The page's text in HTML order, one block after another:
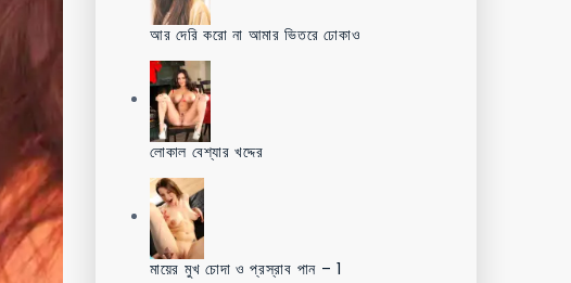
আর দেরি করো না আমার ভিতরে ঢোকাও
লোকাল বেশ্যার খদ্দের
মায়ের মুখ চোদা ও প্রস্রাব পান – 1